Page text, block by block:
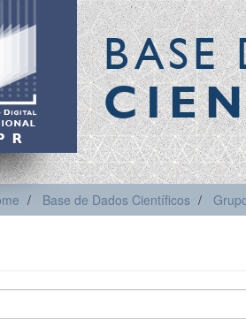
BASE
Base de Dados Científicos